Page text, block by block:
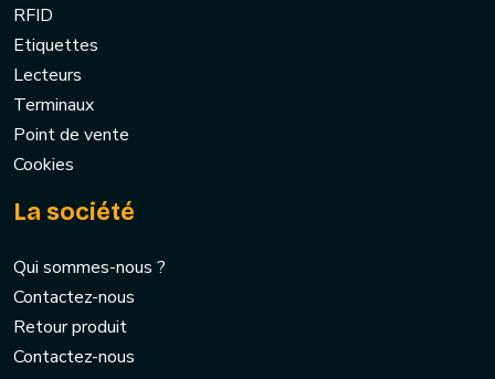
RFID
Etiquettes
Lecteurs
Terminaux
Point de vente
Cookies
La société
Qui sommes-nous ?
Contactez-nous
Retour produit
Contactez-nous